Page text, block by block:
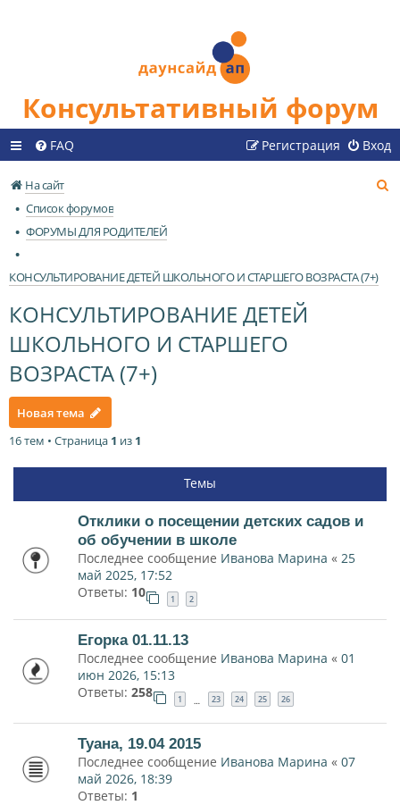
Консультативный форум
FAQ Вход
Регистрация
На сайт
Список форумов
ФОРУМЫ ДЛЯ РОДИТЕЛЕЙ
КОНСУЛЬТИРОВАНИЕ ДЕТЕЙ ШКОЛЬНОГО И СТАРШЕГО ВОЗРАСТА (7+)
КОНСУЛЬТИРОВАНИЕ ДЕТЕЙ
ШКОЛЬНОГО И СТАРШЕГО
ВОЗРАСТА (7+)
Новая тема
16 тем • Страница 1 из 1
Темы
Отклики о посещении детских садов и
об обучении в школе
Последнее сообщение Иванова Марина « 25
май 2025, 17:52
Ответы: 10 1 2
Егорка 01.11.13
Последнее сообщение Иванова Марина « 01
июн 2026, 15:13
Ответы: 258 1 … 23 24 25 26
Туана, 19.04 2015
Последнее сообщение Иванова Марина « 07
май 2026, 18:39
Ответы: 1